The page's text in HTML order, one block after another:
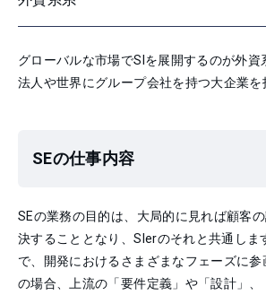
グローバルな市場でSIを展開するのが外資
法人や世界にグループ会社を持つ大企業を
SEの仕事内容
SEの業務の目的は、大局的に見れば顧客
決することとなり、SIerのそれと共通しま
で、開発におけるさまざまなフェーズに参
の場合、上流の「要件定義」や「設計」、